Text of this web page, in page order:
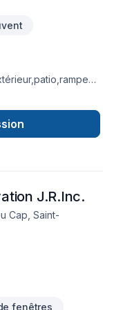
J.R.Inc.
Cap, Saint-
fenêtres